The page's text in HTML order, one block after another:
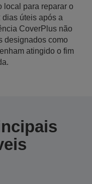
local para reparar o
dias úteis após a
CoverPlus não
designados como
atingido o fim